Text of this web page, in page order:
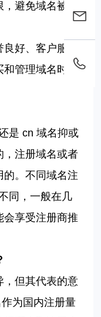
避免域名被注
好、客户服务
和管理域名时获
是 cn 域名抑或
，注册域名或者
的。不同域名注
同，一般在几
会享受注册商推
，但其代表的意
为国内注册量